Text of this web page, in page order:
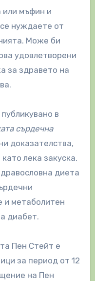
или мъфин и
нуждаете от
Може би
удовлетворени
за здравето на
в
сърдечна
доказателства,
лека закуска,
диета
и метаболитен
диабет.
Пен Стейт е
за период от 12
на Пен